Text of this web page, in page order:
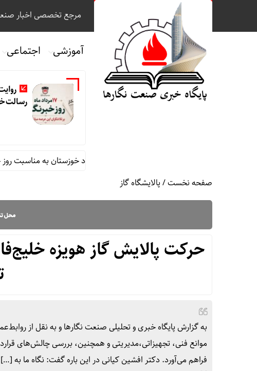
مرجع تخصصی اخبار
آموزشی اجتماعی
رسالت
محمد جامعی مدیر روابط عمومی شرکت فولاد خوزستان به مناسبت روز خبرنگار
صفحه نخست/پالایشگاه گاز
حرکت پالایش گاز هویزه
به گزارش پایگاه خبری و تحلیلی صنعت نگارها و به نقل از
موانع فنی، تجهیزاتی،مدیریتی و همچنین، بررسی چالش‌های
فراهم می‌آورد. دکتر افشین کیانی در این باره گفت: نگاه ما به […]